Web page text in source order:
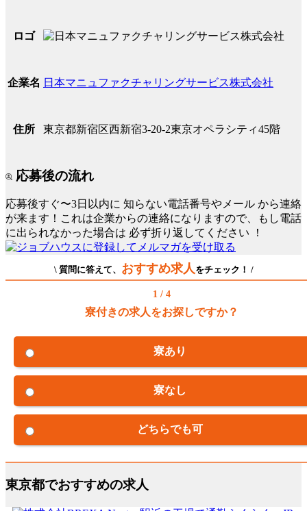
ロゴ
企業名 日本マニュファクチャリングサービス株式会社
住所 東京都新宿区西新宿3-20-2東京オペラシティ45階
応募後の流れ
応募後すぐ〜3日以内に 知らない電話番号やメール から連絡
が来ます！これは企業からの連絡になりますので、もし電話
に出られなかった場合は 必ず折り返してください ！
\ 質問に答えて、 おすすめ求人をチェック！ /
1 / 4
寮付きの求人をお探しですか？
寮あり
寮なし
どちらでも可
東京都でおすすめの求人